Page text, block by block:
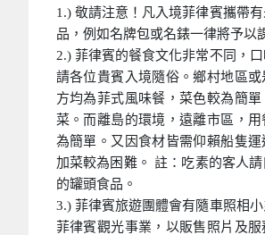
1.) 敬請注意！凡入境菲律賓攜帶
品，例如名牌包或名錶一律將予以
2.) 菲律賓的餐食文化非常不同，
請各位貴賓入境隨俗。鄉村地區
方均為菲式風味餐，菜色較為簡
菜。而離島的環境，遠離市區，
為簡單。又因食材皆需仰賴船隻
加菜較為困難。 註：吃素的客人
的罐頭食品。
3.) 菲律賓旅遊團體會有隨車照相
菲律賓觀光事業，以販售照片及